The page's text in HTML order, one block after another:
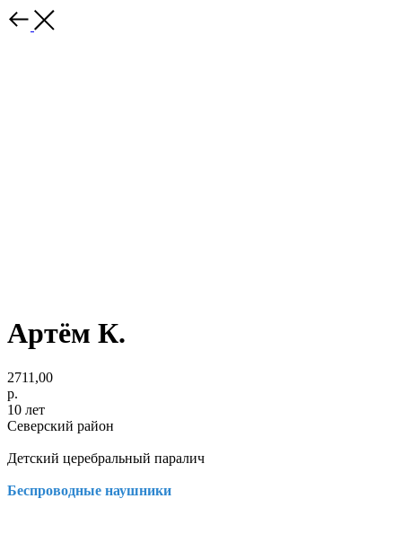
Артём К.
2711,00
р.
10 лет
Северский район
Детский церебральный паралич
Беспроводные наушники